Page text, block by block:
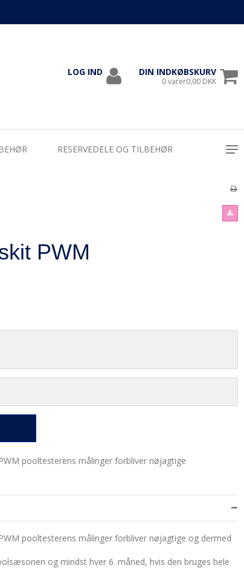
LOG IND DIN INDKØBSKURV
0 varer0,00 DKK
RESERVEDELE OG TILBEHØR
PWM
pooltesterens målinger forbliver nøjagtige
pooltesterens målinger forbliver nøjagtige og dermed
og mindst hver 6. måned, hvis den bruges hele